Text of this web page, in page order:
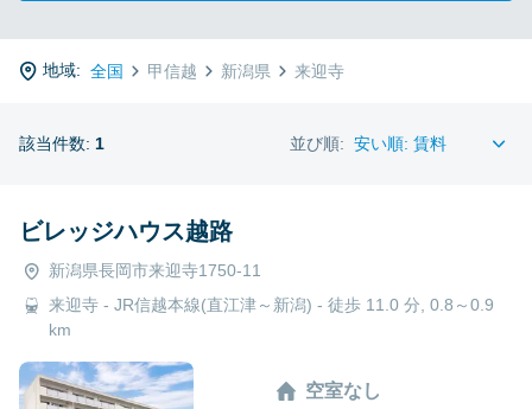
地域: 全国 甲信越 新潟県 来迎寺
該当件数: 1 並び順:
ビレッジハウス越路
新潟県長岡市来迎寺1750-11
来迎寺 - JR信越本線(直江津～新潟) - 徒歩 11.0 分, 0.8～0.9
km
空室なし